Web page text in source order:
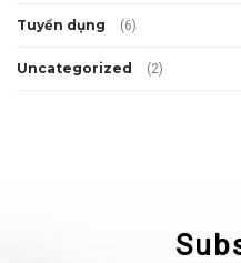
Tuyển dụng (6)
Uncategorized (2)